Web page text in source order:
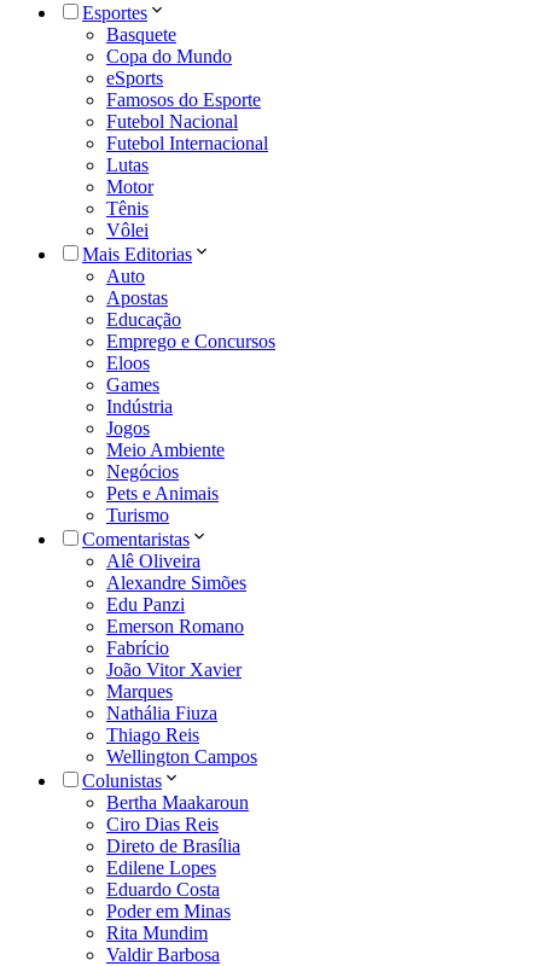
Esportes
Basquete
Copa do Mundo
eSports
Famosos do Esporte
Futebol Nacional
Futebol Internacional
Lutas
Motor
Tênis
Vôlei
Mais Editorias
Auto
Apostas
Educação
Emprego e Concursos
Eloos
Games
Indústria
Jogos
Meio Ambiente
Negócios
Pets e Animais
Turismo
Comentaristas
Alê Oliveira
Alexandre Simões
Edu Panzi
Emerson Romano
Fabrício
João Vitor Xavier
Marques
Nathália Fiuza
Thiago Reis
Wellington Campos
Colunistas
Bertha Maakaroun
Ciro Dias Reis
Direto de Brasília
Edilene Lopes
Eduardo Costa
Poder em Minas
Rita Mundim
Valdir Barbosa